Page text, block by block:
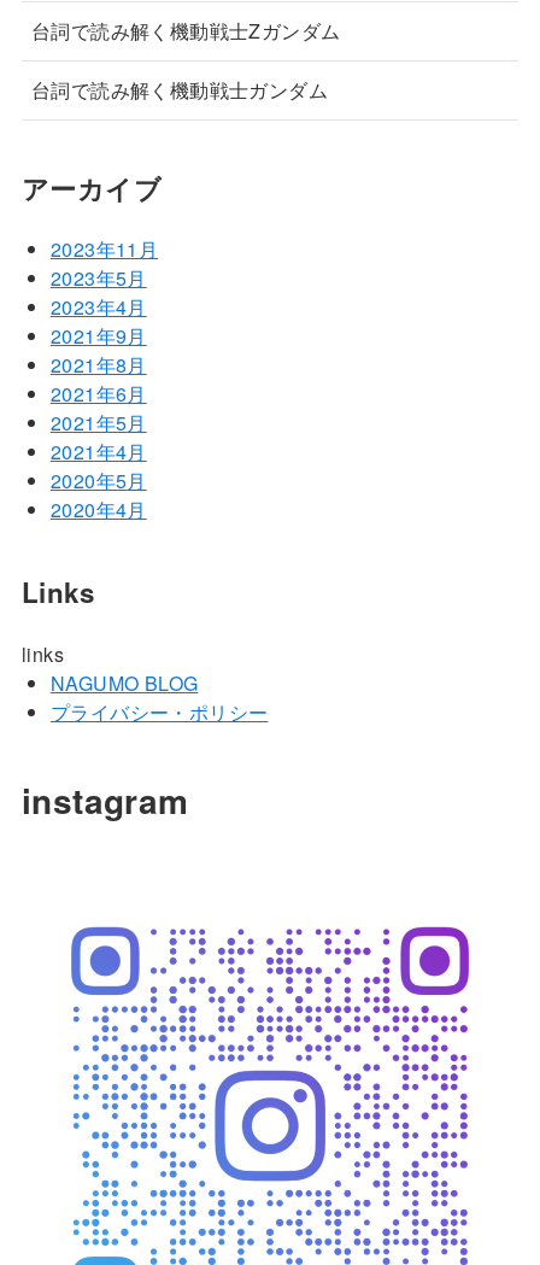
台詞で読み解く機動戦士Zガンダム
台詞で読み解く機動戦士ガンダム
アーカイブ
2023年11月
2023年5月
2023年4月
2021年9月
2021年8月
2021年6月
2021年5月
2021年4月
2020年5月
2020年4月
Links
links
NAGUMO BLOG
プライバシー・ポリシー
instagram